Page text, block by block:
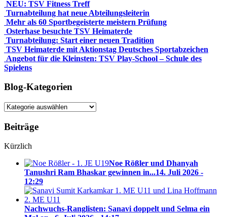
NEU: TSV Fitness Treff
Turnabteilung hat neue Abteilungsleiterin
Mehr als 60 Sportbegeisterte meistern Prüfung
Osterhase besuchte TSV Heimaterde
Turnabteilung: Start einer neuen Tradition
TSV Heimaterde mit Aktionstag Deutsches Sportabzeichen
Angebot für die Kleinsten: TSV Play-School – Schule des
Spielens
Blog-Kategorien
Blog-
Beiträge
Kürzlich
Noe Rößler und Dhanyah
Tanushri Ram Bhaskar gewinnen in...14. Juli 2026 -
12:29
Nachwuchs-Ranglisten: Sanavi doppelt und Selma ein